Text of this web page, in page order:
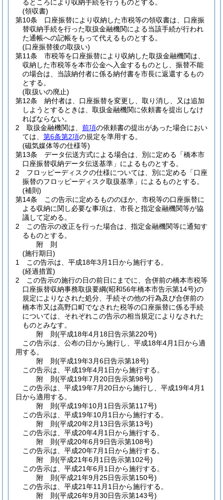
るところにより収納手続を行うものとする。
(領収書)
第10条
口座振替により収納した市税等の領収書は、口座振
替収納手続を行った取扱金融機関による当該手続が行われ
た通帳への記帳をもって代えるものとする。
(口座振替後の取扱い)
第11条
市税等を口座振替により収納した取扱金融機関は、
収納した市税等を本市公金へ入金するものとし、振替不能
の場合は、当該納付者に係る納付書を市長に返還するもの
とする。
(取扱いの廃止)
第12条
納付者は、口座振替を変更し、取り消し、又は追加
しようとするときは、取扱金融機関に依頼書を提出しなけ
ればならない。
2
取扱金融機関は、 前項の依頼書の提出があった場合におい
ては、 第6条第2項の規定を準用する。
(磁気媒体等の仕様等)
第13条
データ伝送方式による場合は、別に定める「橋本市
口座振替収納データ伝送基準」によるものとする。
2
フロッピーディスクの仕様については、別に定める「口座
振替のフロッピーディスク取扱基準」によるものとする。
(補則)
第14条
この告示に定めるもののほか、市税等の口座振替に
よる収納に関し必要な事項は、市長と指定金融機関等が協
議して定める。
2
この告示の改正を行った場合は、指定金融機関等に通知す
るものとする。
附 則
(施行期日)
1
この告示は、平成18年3月1日から施行する。
(経過措置)
2
この告示の施行の日の前日にまでに、合併前の橋本市税等
口座振替収納事務取扱要綱(昭和56年橋本市告示第14号)の
規定によりなされた処分、手続その他の行為及び合併前の
橋本市又は高野口町でなされた税等の口座振替に係る手続
については、それぞれこの告示の相当規定によりなされた
ものとみなす。
附 則(平成18年4月18日告示第220号)
この告示は、公布の日から施行し、平成18年4月1日から適
用する。
附 則(平成19年3月6日告示第18号)
この告示は、平成19年4月1日から施行する。
附 則(平成19年7月20日告示第98号)
この告示は、平成19年7月20日から施行し、平成19年4月1
日から適用する。
附 則(平成19年10月1日告示第117号)
この告示は、平成19年10月1日から施行する。
附 則(平成20年2月13日告示第13号)
この告示は、平成20年4月1日から施行する。
附 則(平成20年6月9日告示第108号)
この告示は、平成20年7月1日から施行する。
附 則(平成21年6月1日告示第102号)
この告示は、平成21年6月1日から施行する。
附 則(平成21年9月25日告示第150号)
この告示は、平成21年11月1日から施行する。
附 則(平成26年9月30日告示第143号)